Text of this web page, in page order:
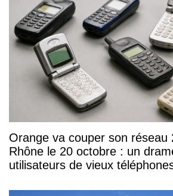
Orange va couper son réseau
Rhône le 20 octobre : un
utilisateurs de vieux